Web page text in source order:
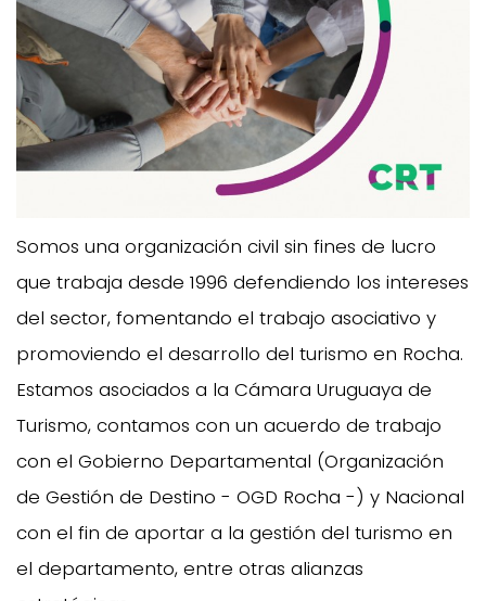
Somos una organización civil sin fines de lucro
que trabaja desde 1996 defendiendo los intereses
del sector, fomentando el trabajo asociativo y
promoviendo el desarrollo del turismo en Rocha.
Estamos asociados a la Cámara Uruguaya de
Turismo, contamos con un acuerdo de trabajo
con el Gobierno Departamental (Organización
de Gestión de Destino - OGD Rocha -) y Nacional
con el fin de aportar a la gestión del turismo en
el departamento, entre otras alianzas